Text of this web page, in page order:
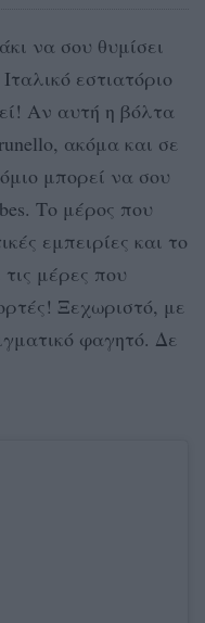
να σου θυμίσει
εστιατόριο
Αν αυτή η βόλτα
ακόμα και σε
μπορεί να σου
Το μέρος που
εμπειρίες και το
μέρες που
Ξεχωριστό, με
φαγητό. Δε